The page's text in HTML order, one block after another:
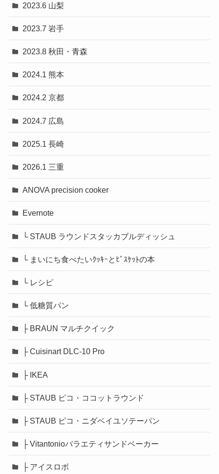
2023.6 山梨
2023.7 岩手
2023.8 秋田・青森
2024.1 熊本
2024.2 京都
2024.7 広島
2025.1 長崎
2026.1 三重
ANOVA precision cooker
Evernote
└ STAUB ラウンドスタッカブルディッシュ
└ まいにち食べたいｸｯｷｰとﾋﾞｽｹｯﾄの本
└ レシピ
└ 低糖質パン
├ BRAUN マルチクイック
├ Cuisinart DLC-10 Pro
├ IKEA
├ STAUB ピコ・ココットラウンド
├ STAUB ピコ・ニダベイユソテーパン
├ Vitantonioバラエティサンドベーカー
├ アイスロボ